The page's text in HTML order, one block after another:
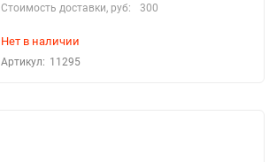
Стоимость доставки, руб: 300
Нет в наличии
Артикул: 11295